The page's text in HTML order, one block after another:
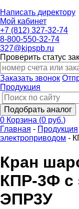
Написать директору
Мой кабинет
+7 (812) 327-32-74
8-800-550-32-74
327@kipspb.ru
Проверить статус
Заказать звонок
Продукция
Подобрать аналог
0 Корзина (0 руб.)
Главная - Продукция
электроприводом -
Кран
КПР-3Ф с
ЭПР3У